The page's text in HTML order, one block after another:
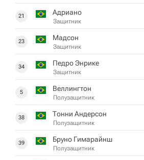
21 Адриано
Защитник
23 Мадсон
Защитник
34 Педро Энрике
Защитник
5 Веллингтон
Полузащитник
38 Тонни Андерсон
Полузащитник
39 Бруно Гимарайнш
Полузащитник